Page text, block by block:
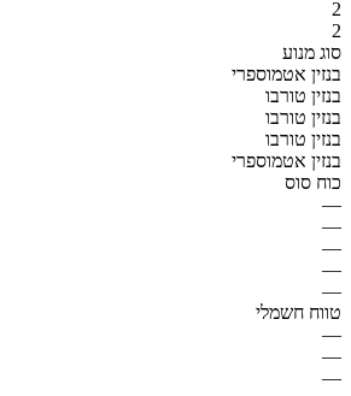
2
2
סוג מנוע
בנזין אטמוספרי
בנזין טורבו
בנזין טורבו
בנזין טורבו
בנזין אטמוספרי
כוח סוס
—
—
—
—
—
טווח חשמלי
—
—
—